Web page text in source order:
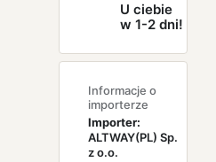
U ciebie
w 1-2 dni!
Informacje o
importerze
Importer:
ALTWAY(PL) Sp.
z o.o.